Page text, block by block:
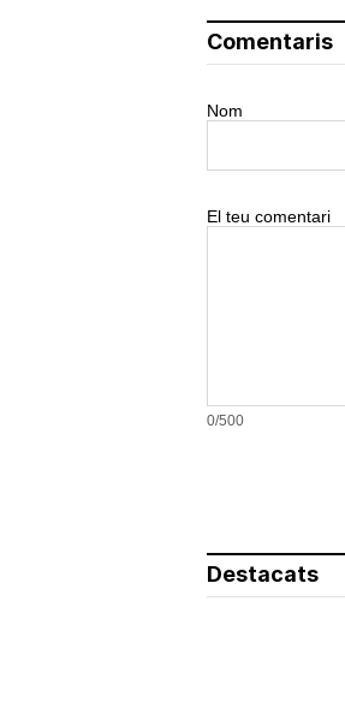
Comentaris
Nom
El teu comentari
0/500
Destacats